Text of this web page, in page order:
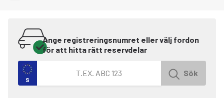
Ange registreringsnumret eller välj fordon
för att hitta rätt reservdelar
S
Sök efter fordon med registreringsnummer
Sök